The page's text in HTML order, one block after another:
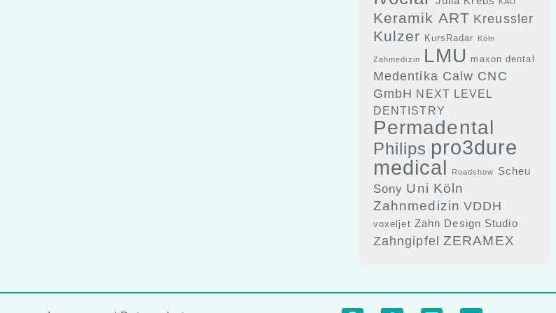
Keramik ART Kreussler
Kulzer KursRadar Köln
Zahmedizin LMU maxon dental
Medentika Calw CNC
GmbH NEXT LEVEL
DENTISTRY
Permadental
Philips pro3dure
medical
Roadshow Scheu
Sony Uni Köln
Zahnmedizin VDDH
voxeljet Zahn Design Studio
Zahngipfel ZERAMEX